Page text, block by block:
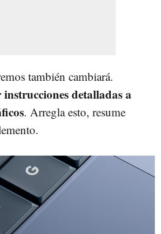
también cambiará.
detalladas a
. Arregla esto, resume